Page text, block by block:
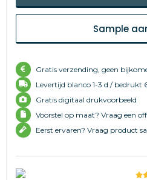
Sample
Gratis verzending, geen
Levertijd blanco 1-3 d / bedrukt
Gratis digitaal drukvoorbeeld
Voorstel op maat? Vraag een
Eerst ervaren? Vraag product